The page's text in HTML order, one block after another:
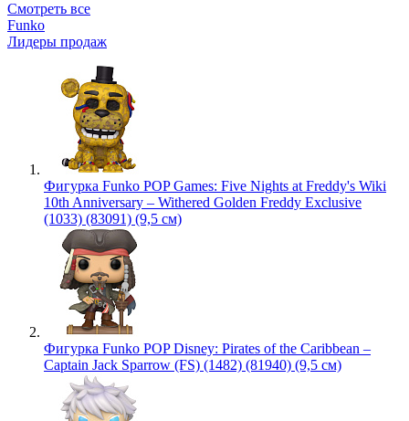
Смотреть все
Funko
Лидеры продаж
Фигурка Funko POP Games: Five Nights at Freddy's Wiki
10th Anniversary – Withered Golden Freddy Exclusive
(1033) (83091) (9,5 см)
Фигурка Funko POP Disney: Pirates of the Caribbean –
Captain Jack Sparrow (FS) (1482) (81940) (9,5 см)